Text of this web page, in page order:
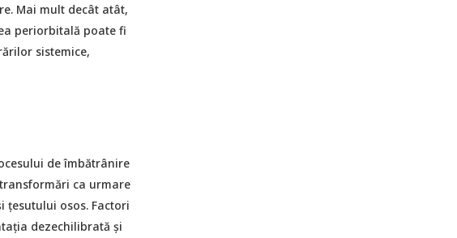
Mai mult decât atât,
periorbitală poate fi
sistemice,
de îmbătrânire
ca urmare
osos. Factori
dezechilibrată și